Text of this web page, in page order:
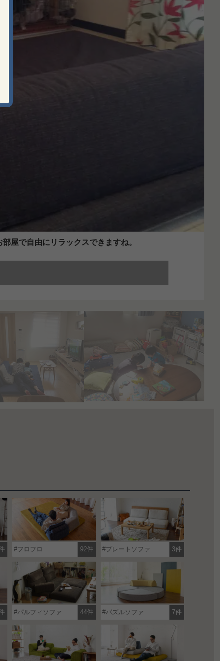
屋で自由にリラックスできますね。
フロフロ 92件 プレートソファ 3件
パルフィソファ 44件 パズルソファ 7件